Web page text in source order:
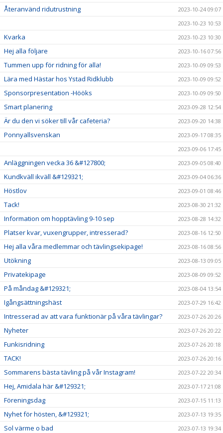
Återanvänd ridutrustning
2023-10-24 09:07
2023-10-23 10:53
Kvarka 2023-10-23 10:30
Hej alla följare 2023-10-16 07:56
Tummen upp för ridning för alla! 2023-10-09 09:53
Lära med Hästar hos Ystad Ridklubb 2023-10-09 09:52
Sponsorpresentation -Hööks 2023-10-09 09:50
Smart planering 2023-09-28 12:54
Är du den vi söker till vår cafeteria? 2023-09-20 14:38
Ponnyallsvenskan
2023-09-17 08:35
2023-09-06 17:45
Anläggningen vecka 36 &#127800; 2023-09-05 08:40
Kundkväll ikväll &#129321; 2023-09-04 06:36
Höstlov 2023-09-01 08:46
Tack! 2023-08-30 21:32
Information om hopptävling 9-10 sep 2023-08-28 14:32
Platser kvar, vuxengrupper, intresserad? 2023-08-16 12:50
Hej alla våra medlemmar och tävlingsekipage! 2023-08-16 08:56
Utökning 2023-08-13 09:05
Privatekipage 2023-08-09 09:52
På måndag &#129321; 2023-08-04 13:54
Igångsättningshäst 2023-07-29 16:42
Intresserad av att vara funktionär på våra tävlingar? 2023-07-26 20:26
Nyheter 2023-07-26 20:22
Funkisridning 2023-07-26 20:18
TACK! 2023-07-26 20:16
Sommarens bästa tävling på vår Instagram! 2023-07-22 20:34
Hej, Amidala här &#129321; 2023-07-17 21:08
Föreningsdag 2023-07-15 11:13
Nyhet för hösten, &#129321; 2023-07-13 19:35
Sol värme o bad 2023-07-13 19:34